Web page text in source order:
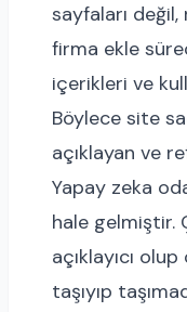
sayfaları değil,
firma ekle
içerikleri ve
Böylece site
açıklayan ve
Yapay zeka
hale gelmiştir.
açıklayıcı
taşıyıp